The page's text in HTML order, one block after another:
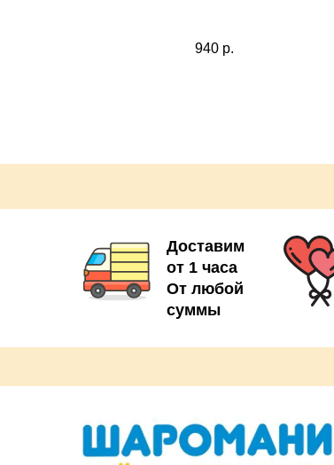
940 р.
Доставим
от 1 часа
От любой
суммы